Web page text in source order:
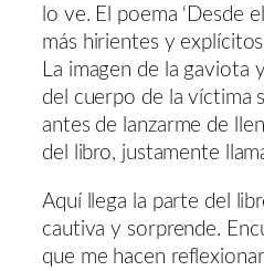
lo ve. El poema ‘Desde
más hirientes y
La imagen de la gaviota
del cuerpo de la víctima
antes de lanzarme de
del libro, justamente
Aquí llega la parte del
cautiva y sorprende.
que me hacen